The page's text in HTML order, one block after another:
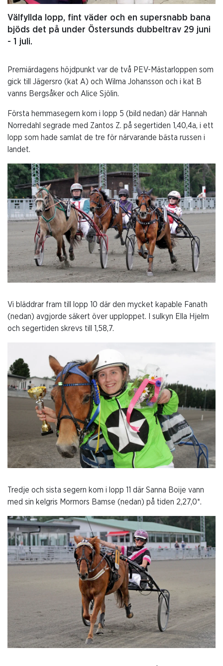
Välfyllda lopp, fint väder och en supersnabb bana
bjöds det på under Östersunds dubbeltrav 29 juni
- 1 juli.
Premiärdagens höjdpunkt var de två PEV-Mästarloppen som
gick till Jägersro (kat A) och Wilma Johansson och i kat B
vanns Bergsåker och Alice Sjölin.
Första hemmasegern kom i lopp 5 (bild nedan) där Hannah
Norredahl segrade med Zantos Z. på segertiden 1,40,4a, i ett
lopp som hade samlat de tre för närvarande bästa russen i
landet.
Vi bläddrar fram till lopp 10 där den mycket kapable Fanath
(nedan) avgjorde säkert över upploppet. I sulkyn Ella Hjelm
och segertiden skrevs till 1,58,7.
Tredje och sista segern kom i lopp 11 där Sanna Boije vann
med sin kelgris Mormors Bamse (nedan) på tiden 2,27,0*.